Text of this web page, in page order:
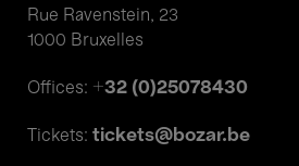
Rue Ravenstein, 23
1000 Bruxelles
Offices: +32 (0)25078430
Tickets: tickets@bozar.be